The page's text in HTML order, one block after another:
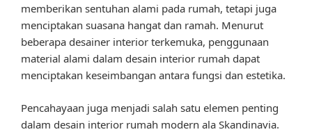
memberikan sentuhan alami pada rumah, tetapi juga
menciptakan suasana hangat dan ramah. Menurut
beberapa desainer interior terkemuka, penggunaan
material alami dalam desain interior rumah dapat
menciptakan keseimbangan antara fungsi dan estetika.
Pencahayaan juga menjadi salah satu elemen penting
dalam desain interior rumah modern ala Skandinavia.